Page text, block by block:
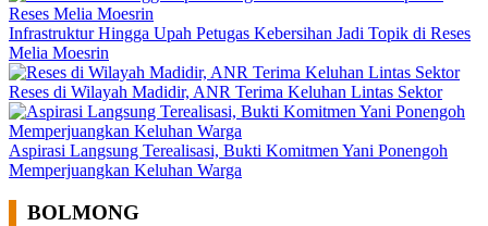
Infrastruktur Hingga Upah Petugas Kebersihan Jadi Topik di Reses
Melia Moesrin
Reses di Wilayah Madidir, ANR Terima Keluhan Lintas Sektor
Aspirasi Langsung Terealisasi, Bukti Komitmen Yani Ponengoh
Memperjuangkan Keluhan Warga
BOLMONG